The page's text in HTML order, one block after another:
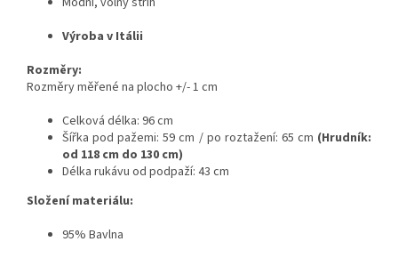
Výroba v Itálii
Rozměry:
Rozměry měřené na plocho +/- 1 cm
Celková délka: 96 cm
Šířka pod pažemi: 59 cm / po roztažení: 65 cm (Hrudník:
od 118 cm do 130 cm)
Délka rukávu od podpaží: 43 cm
Složení materiálu:
95% Bavlna